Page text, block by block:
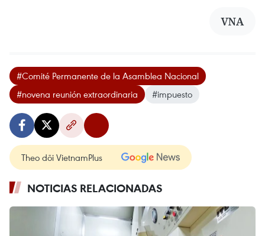
VNA
#Comité Permanente de la Asamblea Nacional
#novena reunión extraordinaria
#impuesto
Theo dõi VietnamPlus
NOTICIAS RELACIONADAS